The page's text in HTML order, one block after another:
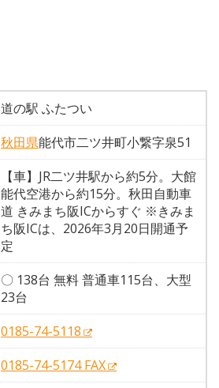
道の駅 ふたつい
秋田県能代市二ツ井町小繋字泉51
【車】JR二ツ井駅から約5分。大館
能代空港から約15分。秋田自動車
道 きみまち阪ICからすぐ ※きみま
ち阪ICは、2026年3月20日開通予
定
〇 138台 無料 普通車115台、大型
23台
0185-74-5118
0185-74-5174 FAX